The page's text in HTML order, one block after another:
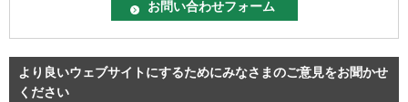
より良いウェブサイトにするためにみなさまのご意見をお聞かせ
ください